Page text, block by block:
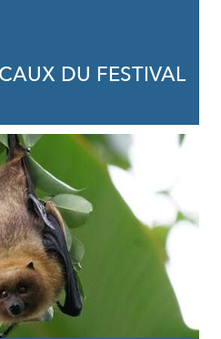
DU FESTIVAL